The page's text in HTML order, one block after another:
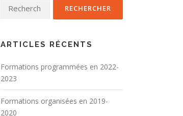
ARTICLES RÉCENTS
Formations programmées en 2022-
2023
Formations organisées en 2019-
2020